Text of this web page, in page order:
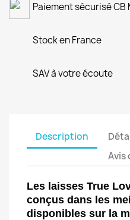
Paiement sécurisé CB
Stock en France
SAV à votre écoute
Description
Avis
Les laisses True
conçus dans les
disponibles sur la